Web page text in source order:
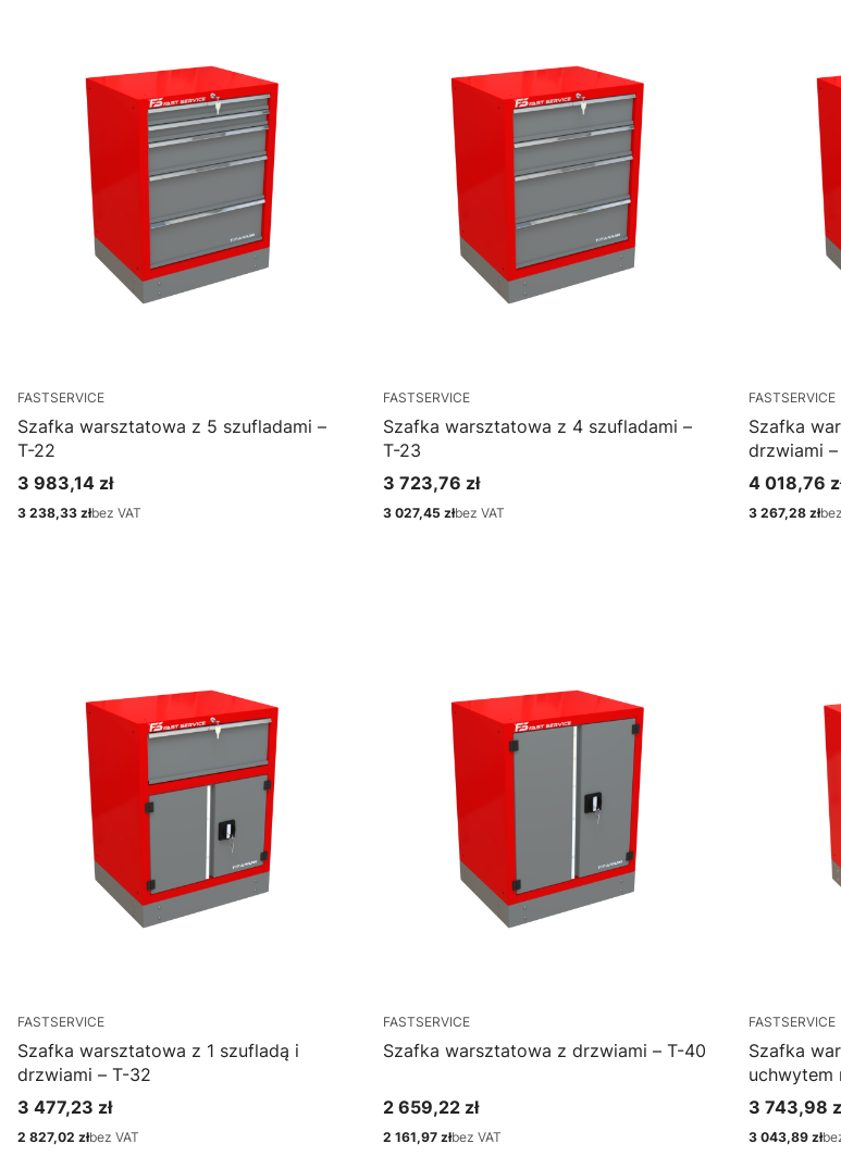
FASTSERVICE
Szafka warsztatowa z 5 szufladami –
T-22
Cena
3 983,14 zł
Cena
3 238,33 złbez VAT
FASTSERVICE
Szafka warsztatowa z 4 szufladami –
T-23
Cena
3 723,76 zł
Cena
3 027,45 złbez VAT
FASTSERVICE
Szafka
drzwiami
Cena
4 018,76
Cena
3 267,28 zł
FASTSERVICE
Szafka warsztatowa z 1 szufladą i
drzwiami – T-32
Cena
3 477,23 zł
Cena
2 827,02 złbez VAT
FASTSERVICE
Szafka warsztatowa z drzwiami – T-40
Cena
2 659,22 zł
Cena
2 161,97 złbez VAT
FASTSERVICE
Szafka
uchwytem
Cena
3 743,98
Cena
3 043,89 zł